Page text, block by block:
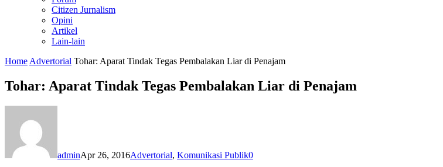
Citizen Jurnalism
Opini
Artikel
Lain-lain
Home Advertorial Tohar: Aparat Tindak Tegas Pembalakan Liar di Penajam
Tohar: Aparat Tindak Tegas Pembalakan Liar di Penajam
adminApr 26, 2016Advertorial, Komunikasi Publik0